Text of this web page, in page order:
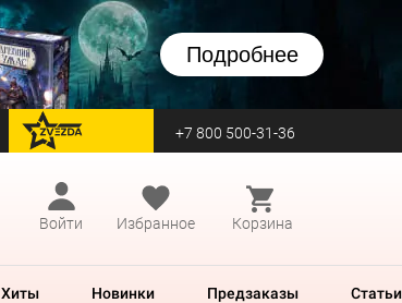
Подробнее
перейти на Zvezda +7 800 500-31-36
Войти
Избранное Корзина
Хиты Новинки Предзаказы Статьи